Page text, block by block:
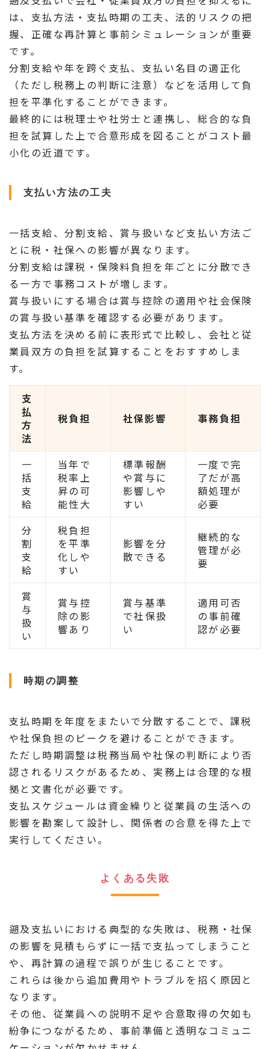
は、支払方法・支払時期の工夫、法的リスクの把
握、正確な再計算と事前シミュレーションが重要
です。
分割支給や年を跨ぐ支払、支払い名目の適正化
（ただし税務上の判断に注意）などを活用して負
担を平準化することができます。
最終的には税理士や社労士と連携し、総合的な負
担を試算した上で合意形成を図ることがコスト最
小化の近道です。
支払い方法の工夫
一括支給、分割支給、賞与扱いなど支払い方法ご
とに税・社保への影響が異なります。
分割支給は課税・保険料負担を年ごとに分散でき
る一方で事務コストが増します。
賞与扱いにする場合は賞与控除の適用や社会保険
の賞与扱い基準を確認する必要があります。
支払方法を決める前に表形式で比較し、会社と従
業員双方の負担を試算することをおすすめしま
す。
支
払
方
法
税負担 社保影響 事務負担
一
括
支
給
当年で
税率上
昇の可
能性大
標準報酬
や賞与に
影響しや
すい
一度で完
了だが高
額処理が
必要
分
割
支
給
税負担
を平準
化しや
すい
影響を分
散できる
継続的な
管理が必
要
賞
与
扱
い
賞与控
除の影
響あり
賞与基準
で社保扱
い
適用可否
の事前確
認が必要
時期の調整
支払時期を年度をまたいで分散することで、課税
や社保負担のピークを避けることができます。
ただし時期調整は税務当局や社保の判断により否
認されるリスクがあるため、実務上は合理的な根
拠と文書化が必要です。
支払スケジュールは資金繰りと従業員の生活への
影響を勘案して設計し、関係者の合意を得た上で
実行してください。
よくある失敗
遡及支払いにおける典型的な失敗は、税務・社保
の影響を見積もらずに一括で支払ってしまうこと
や、再計算の過程で誤りが生じることです。
これらは後から追加費用やトラブルを招く原因と
なります。
その他、従業員への説明不足や合意取得の欠如も
紛争につながるため、事前準備と透明なコミュニ